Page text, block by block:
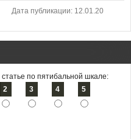
Дата публикации: 12.01.20
по пятибальной шкале:
2 3 4 5